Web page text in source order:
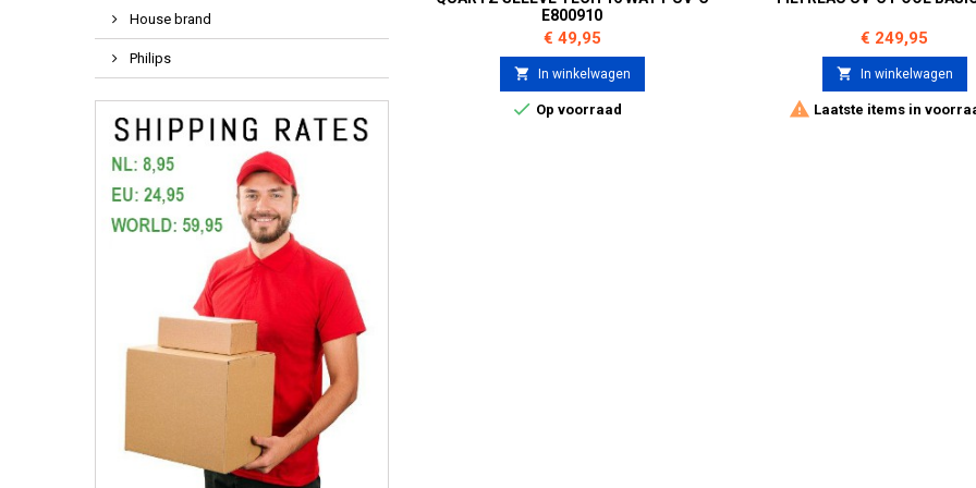
House brand
Philips
E800910
Prijs
€ 49,95
 In winkelwagen
 Op voorraad
Prijs
€ 249,95
 In winkelwagen
 Laatste items in